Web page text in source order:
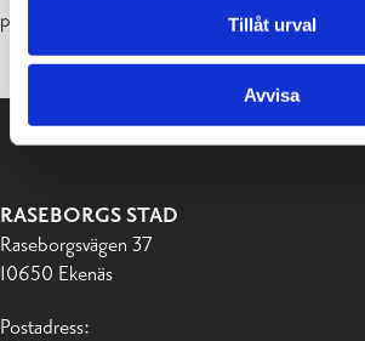
Tillåt urval
Avvisa
parkområdet söder om Bulevarden.
RASEBORGS STAD
Raseborgsvägen 37
10650 Ekenäs
Postadress: